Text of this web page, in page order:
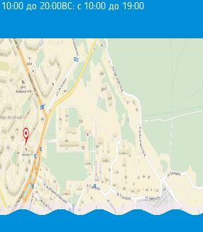
до 20:00ВС: с 10:00 до 19:00